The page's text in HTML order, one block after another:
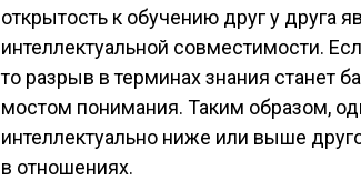
открытость к обучению друг у друга
интеллектуальной совместимости.
то разрыв в терминах знания станет
мостом понимания. Таким образом,
интеллектуально ниже или выше
в отношениях.